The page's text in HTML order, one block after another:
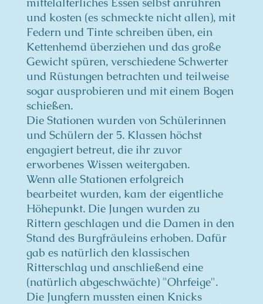
und kosten (es schmeckte nicht allen), mit
Federn und Tinte schreiben üben, ein
Kettenhemd überziehen und das große
Gewicht spüren, verschiedene Schwerter
und Rüstungen betrachten und teilweise
sogar ausprobieren und mit einem Bogen
schießen.
Die Stationen wurden von Schülerinnen
und Schülern der 5. Klassen höchst
engagiert betreut, die ihr zuvor
erworbenes Wissen weitergaben.
Wenn alle Stationen erfolgreich
bearbeitet wurden, kam der eigentliche
Höhepunkt. Die Jungen wurden zu
Rittern geschlagen und die Damen in den
Stand des Burgfräuleins erhoben. Dafür
gab es natürlich den klassischen
Ritterschlag und anschließend eine
(natürlich abgeschwächte) "Ohrfeige".
Die Jungfern mussten einen Knicks